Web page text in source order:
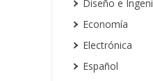
Diseño e
Economía
Electrónica
Español